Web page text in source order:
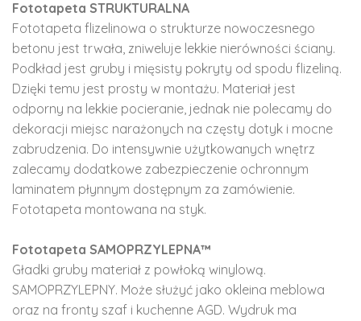
Fototapeta STRUKTURALNA
Fototapeta flizelinowa o strukturze nowoczesnego
betonu jest trwała, zniweluje lekkie nierówności ściany.
Podkład jest gruby i mięsisty pokryty od spodu flizeliną.
Dzięki temu jest prosty w montażu. Materiał jest
odporny na lekkie pocieranie, jednak nie polecamy do
dekoracji miejsc narażonych na częsty dotyk i mocne
zabrudzenia. Do intensywnie użytkowanych wnętrz
zalecamy dodatkowe zabezpieczenie ochronnym
laminatem płynnym dostępnym za zamówienie.
Fototapeta montowana na styk.
Fototapeta SAMOPRZYLEPNA™
Gładki gruby materiał z powłoką winylową.
SAMOPRZYLEPNY. Może służyć jako okleina meblowa
oraz na fronty szaf i kuchenne AGD. Wydruk ma